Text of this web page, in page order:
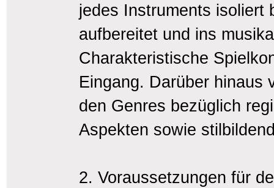
jedes Instruments isoliert
aufbereitet und ins
Charakteristische
Eingang. Darüber hinaus
den Genres bezüglich
Aspekten sowie
2. Voraussetzungen für